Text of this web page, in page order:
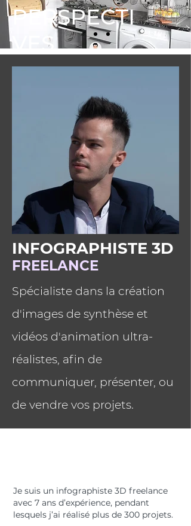
PERSPECTI
VES
INTÉRIEURE
INFOGRAPHISTE 3D
FREELANCE
Spécialiste dans la création
d'images de synthèse et
vidéos d'animation ultra-
réalistes, afin de
communiquer, présenter, ou
de vendre vos projets.
Je suis un infographiste 3D freelance
avec 7 ans d’expérience, pendant
lesquels j’ai réalisé plus de 300 projets.